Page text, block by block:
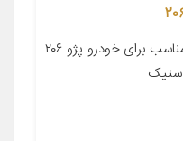
معرفی محصول جزئیات محصول مناسب برای خودرو پژو ۲۰۶